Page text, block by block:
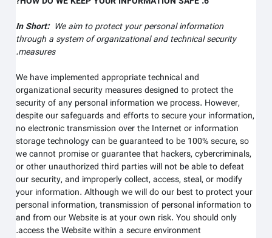
In Short:We aim to protect your personal information
through a system of organizational and technical security
measures.
We have implemented appropriate technical and
organizational security measures designed to protect the
security of any personal information we process. However,
despite our safeguards and efforts to secure your information,
no electronic transmission over the Internet or information
storage technology can be guaranteed to be 100% secure, so
we cannot promise or guarantee that hackers, cybercriminals,
or other unauthorized third parties will not be able to defeat
our security, and improperly collect, access, steal, or modify
your information. Although we will do our best to protect your
personal information, transmission of personal information to
and from ourWebsiteis at your own risk. You should only
access theWebsitewithin a secure environment.